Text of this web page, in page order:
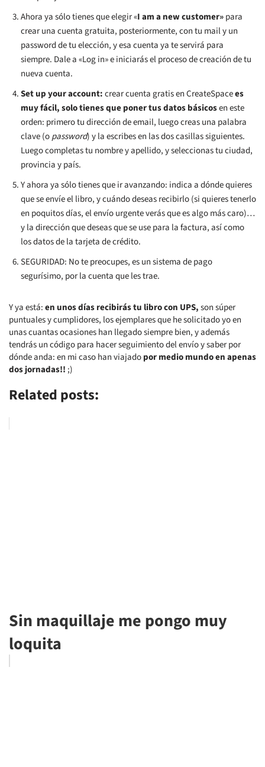
Ahora ya sólo tienes que elegir «I am a new customer»para
crear una cuenta gratuita, posteriormente, con tu mail y un
password de tu elección, y esa cuenta ya te servirá para
siempre. Dale a «Log in» e iniciarás el proceso de creación de tu
nueva cuenta.
Set up your account:crear cuenta gratis en CreateSpacees
muy fácil, solo tienes que poner tus datos básicosen este
orden: primero tu dirección de email, luego creas una palabra
clave (opassword) y la escribes en las dos casillas siguientes.
Luego completas tu nombre y apellido, y seleccionas tu ciudad,
provincia y país.
Y ahora ya sólo tienes que ir avanzando: indica a dónde quieres
que se envíe el libro, y cuándo deseas recibirlo (si quieres tenerlo
en poquitos días, el envío urgente verás que es algo más caro)…
y la dirección que deseas que se use para la factura, así como
los datos de la tarjeta de crédito.
SEGURIDAD: No te preocupes, es un sistema de pago
segurísimo, por la cuenta que les trae.
Y ya está:en unos días recibirás tu libro con UPS,son súper
puntuales y cumplidores, los ejemplares que he solicitado yo en
unas cuantas ocasiones han llegado siempre bien, y además
tendrás un código para hacer seguimiento del envío y saber por
dónde anda: en mi caso han viajadopor medio mundo en apenas
dos jornadas!! ;)
Related posts:
Sin maquillaje me pongo muy
loquita